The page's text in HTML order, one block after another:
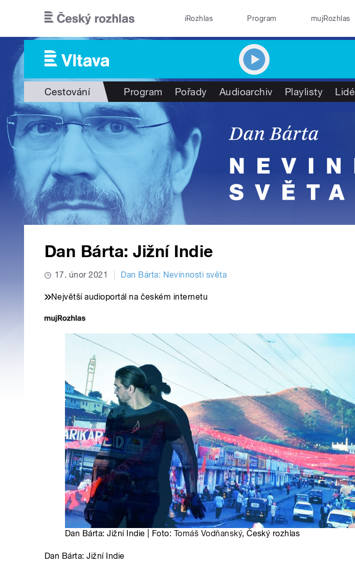
iRozhlas Program mujRozhlas
Cestování Program Pořady Audioarchiv Playlisty Lidé
Dan Bárta: Jižní Indie
17. únor 2021 Dan Bárta: Nevinnosti světa
Největší audioportál na českém internetu
Dan Bárta: Jižní Indie | Foto: Tomáš Vodňanský, Český rozhlas
Dan Bárta: Jižní Indie